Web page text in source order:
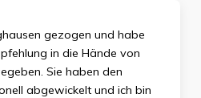
gezogen und habe
in die Hände von
Sie haben den
abgewickelt und ich bin